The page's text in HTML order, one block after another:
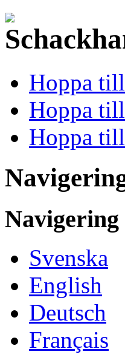
Hoppa
Hoppa
Hoppa
Navigering
Svenska
English
Deutsch
Français